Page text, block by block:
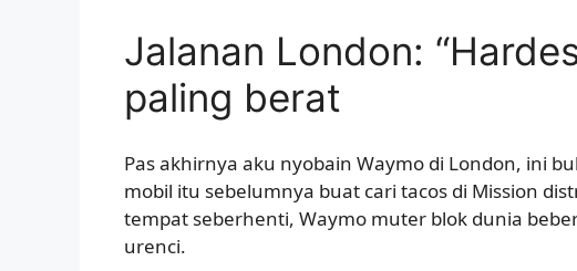
Jalanan London:
paling berat
Pas akhirnya aku nyobain Waymo di London, ini
mobil itu sebelumnya buat cari tacos di Mission
tempat seberhenti, Waymo muter blok dunia
urenci.